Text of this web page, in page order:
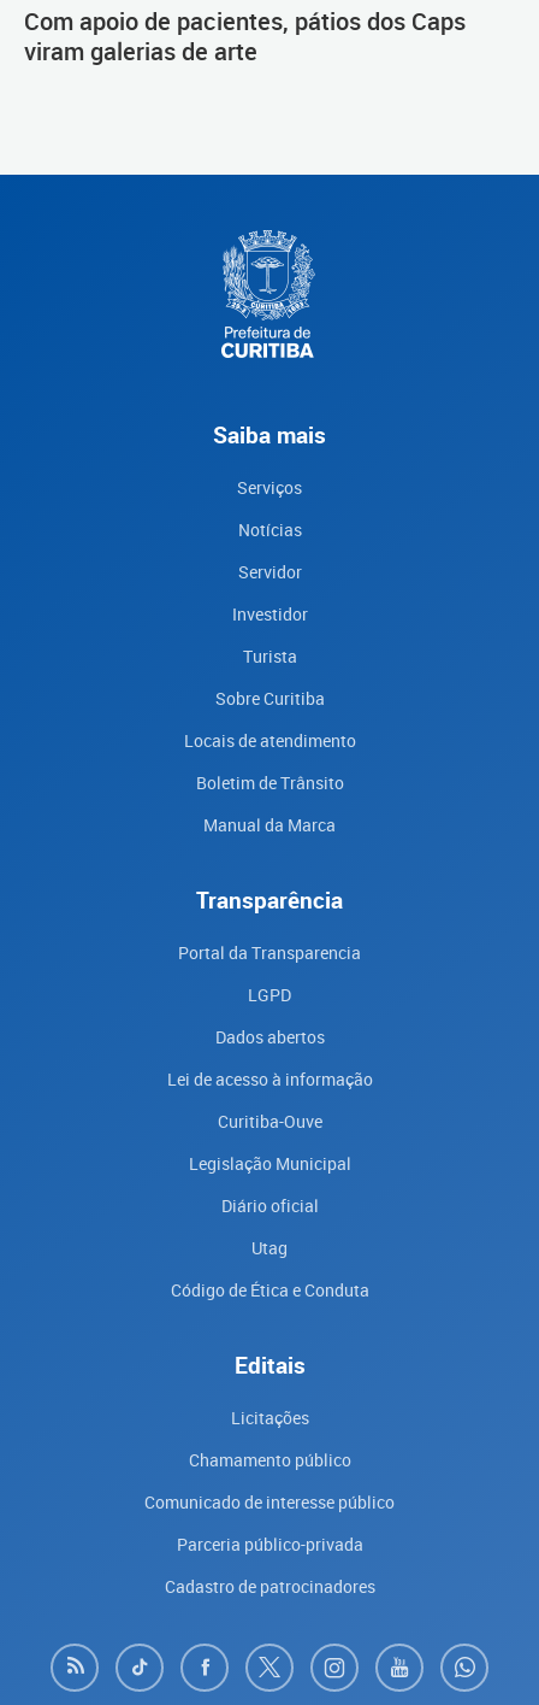
Com apoio de pacientes, pátios dos Caps
viram galerias de arte
Saiba mais
Serviços
Notícias
Servidor
Investidor
Turista
Sobre Curitiba
Locais de atendimento
Boletim de Trânsito
Manual da Marca
Transparência
Portal da Transparencia
LGPD
Dados abertos
Lei de acesso à informação
Curitiba-Ouve
Legislação Municipal
Diário oficial
Utag
Código de Ética e Conduta
Editais
Licitações
Chamamento público
Comunicado de interesse público
Parceria público-privada
Cadastro de patrocinadores